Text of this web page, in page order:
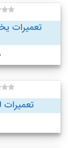
تعمیرات
تعمیرات